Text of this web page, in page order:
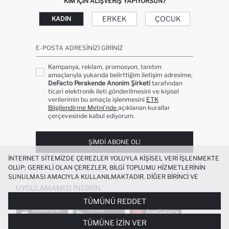
SU İTICI KAPÜŞONLU FERMUARLI CEPLI
KADIN ERKEK ÇOCUK
E-POSTA ADRESINIZI GIRINIZ
Kampanya, reklam, promosyon, tanıtım
amaçlarıyla yukarıda belirttiğim iletişim adresime,
DeFacto Perakende Anonim Şirketi tarafından
ticari elektronik ileti gönderilmesini ve kişisel
verilerimin bu amaçla işlenmesini ETK
Bilgilendirme Metni’nde açıklanan kurallar
çerçevesinde kabul ediyorum.
ŞIMDI ABONE OL!
UYGULAMAMIZI İNDIRIN
İNTERNET SITEMIZDE ÇEREZLER YOLUYLA KIŞISEL VERI IŞLENMEKTE
OLUP; GEREKLI OLAN ÇEREZLER, BILGI TOPLUMU HIZMETLERININ
SUNULMASI AMACIYLA KULLANILMAKTADIR. DIĞER BIRINCI VE
ÜÇÜNCÜ TARAF ÇEREZLER ISE SIZE DAHA IYI BIR ALIŞVERIŞ
DENEYIMI SUNULABILMESI, SITEMIZIN DAHA IŞLEVSEL KILINMASI VE
KIŞISELLEŞTIRMESI VE AÇIK RIZA VERMENIZ HALINDE, SIZLERE
YÖNELIK PAZARLAMA FAALIYETLERININ YAPILMASI AMAÇLARIYLA
SINIRLI OLARAK KULLANILACAKTIR. ÇEREZLERE DAIR TERCIHLERINIZI
TÜMÜNÜ REDDET
TÜMÜNE İZIN VER